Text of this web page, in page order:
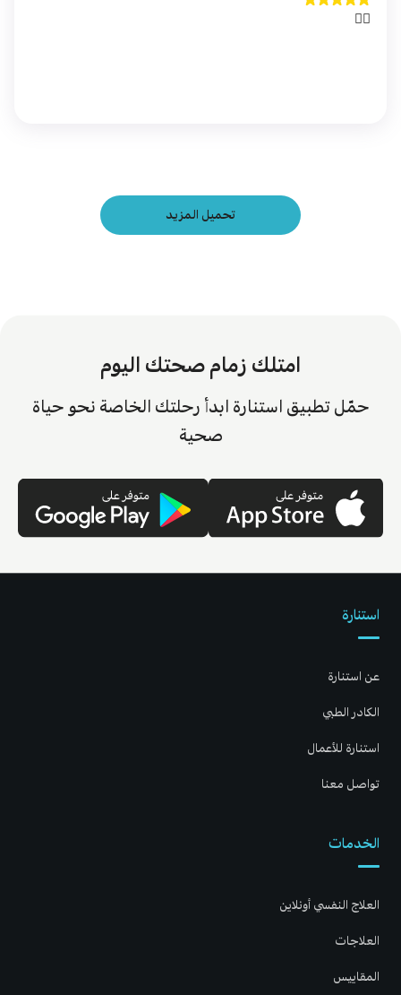
👍🏻
تحميل المزيد
امتلك زمام صحتك اليوم
حمّل تطبيق استنارة ابدأ رحلتك الخاصة نحو حياة
صحية
استنارة
عن استنارة
الكادر الطبي
استنارة للأعمال
تواصل معنا
الخدمات
العلاج النفسي أونلاين
العلاجات
المقاييس